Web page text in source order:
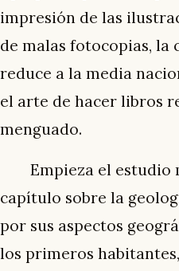
impresión de las
de malas fotocopias, la
reduce a la media
el arte de hacer libros
menguado.
Empieza el estudio
capítulo sobre la
por sus aspectos
los primeros